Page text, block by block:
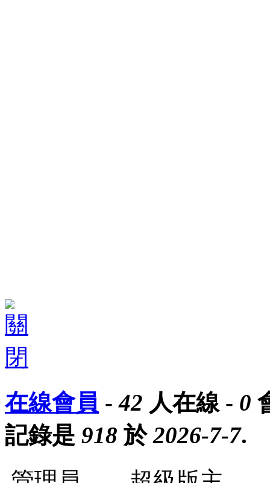
在線會員 -42 人在線 - 0
記錄是 918 於2026-7-7.